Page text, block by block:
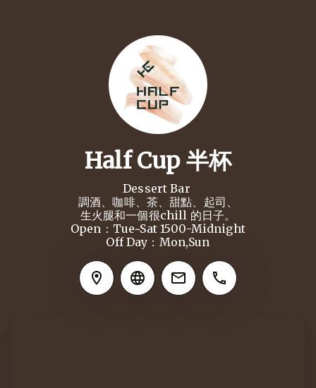
Half Cup 半杯
Dessert Bar
調酒、咖啡、茶、甜點、起司、
生火腿和一個很chill 的日子。
Open：Tue~Sat 1500-Midnight
Off Day：Mon,Sun